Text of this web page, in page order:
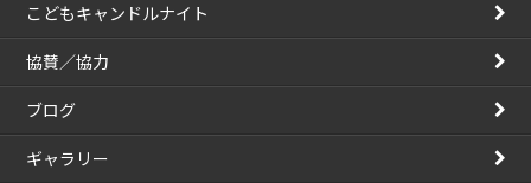
こどもキャンドルナイト
協賛／協力
ブログ
ギャラリー